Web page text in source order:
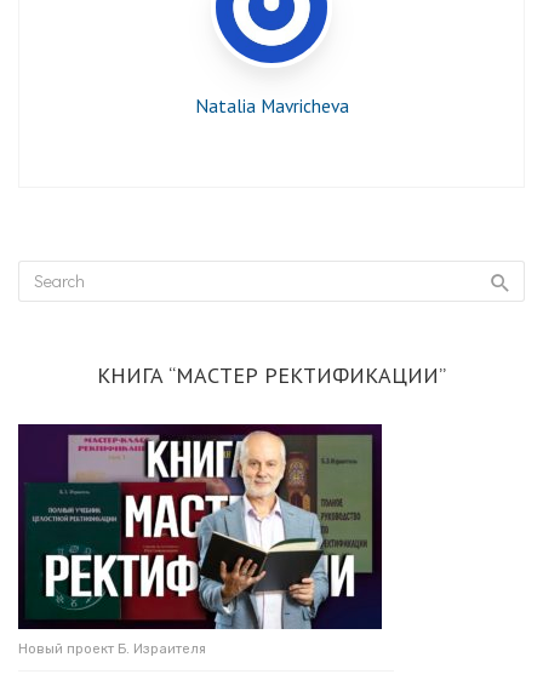
Natalia Mavricheva
КНИГА “МАСТЕР РЕКТИФИКАЦИИ”
Новый проект Б. Израителя